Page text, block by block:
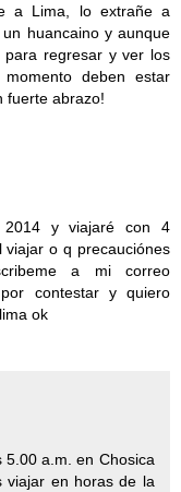
a Lima, lo extrañe a
huancaino y aunque
regresar y ver los
deben estar
fuerte abrazo!
2014 y viajaré con 4
viajar o q precauciónes
a mi correo
por contestar y quiero
ok
5.00 a.m. en Chosica
viajar en horas de la